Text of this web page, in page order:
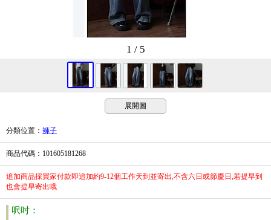
1 / 5
展開圖
分類位置 ： 褲子
商品代碼 ：101605181268
追加商品採買家付款即追加約9-12個工作天到並寄出,不含六日或節慶日,若提早到
也會提早寄出哦
呎吋：